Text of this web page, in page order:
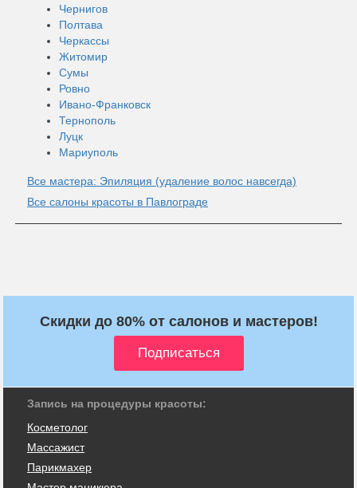
Чернигов
Полтава
Черкассы
Житомир
Сумы
Ровно
Ивано-Франковск
Тернополь
Луцк
Мариуполь
Все мастера: Эпиляция (удаление волос навсегда)
Все салоны красоты в Павлограде
Скидки до 80% от салонов и мастеров!
Запись на процедуры красоты:
Косметолог
Массажист
Парикмахер